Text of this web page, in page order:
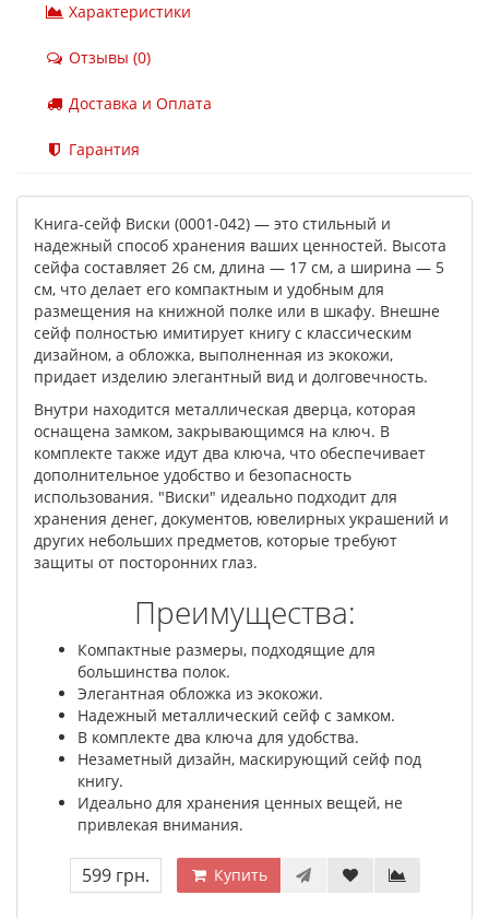
Характеристики
Отзывы (0)
Доставка и Оплата
Гарантия
Книга-сейф Виски (0001-042) — это стильный и
надежный способ хранения ваших ценностей. Высота
сейфа составляет 26 см, длина — 17 см, а ширина — 5
см, что делает его компактным и удобным для
размещения на книжной полке или в шкафу. Внешне
сейф полностью имитирует книгу с классическим
дизайном, а обложка, выполненная из экокожи,
придает изделию элегантный вид и долговечность.
Внутри находится металлическая дверца, которая
оснащена замком, закрывающимся на ключ. В
комплекте также идут два ключа, что обеспечивает
дополнительное удобство и безопасность
использования. "Виски" идеально подходит для
хранения денег, документов, ювелирных украшений и
других небольших предметов, которые требуют
защиты от посторонних глаз.
Преимущества:
Компактные размеры, подходящие для
большинства полок.
Элегантная обложка из экокожи.
Надежный металлический сейф с замком.
В комплекте два ключа для удобства.
Незаметный дизайн, маскирующий сейф под
книгу.
Идеально для хранения ценных вещей, не
привлекая внимания.
599 грн. Купить